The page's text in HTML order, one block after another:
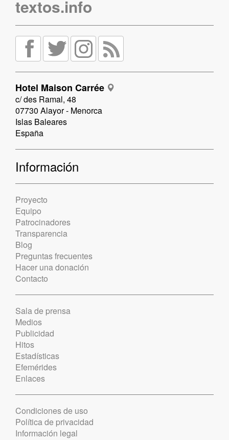
textos.info
Hotel Maison Carrée
c/ des Ramal, 48
07730 Alayor - Menorca
Islas Baleares
España
Información
Proyecto
Equipo
Patrocinadores
Transparencia
Blog
Preguntas frecuentes
Hacer una donación
Contacto
Sala de prensa
Medios
Publicidad
Hitos
Estadísticas
Efemérides
Enlaces
Condiciones de uso
Política de privacidad
Información legal